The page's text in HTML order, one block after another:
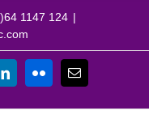
1147 124 |
LinkedInFlickr Email